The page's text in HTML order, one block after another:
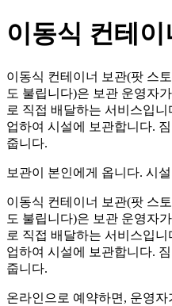
이동식 컨테
이동식 컨테이너 보관(팟 스
도 불립니다)은 보관 운영자
로 직접 배달하는 서비스입
업하여 시설에 보관합니다.
줍니다.
보관이 본인에게 옵니다. 시
이동식 컨테이너 보관(팟 스
도 불립니다)은 보관 운영자
로 직접 배달하는 서비스입
업하여 시설에 보관합니다.
줍니다.
온라인으로 예약하면, 운영